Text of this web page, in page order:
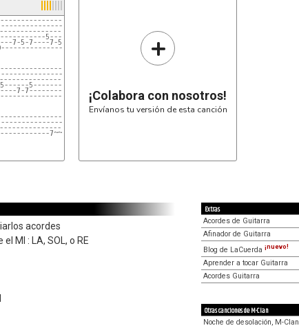
5-----------
5-7----7-5-5-7-
0--------------------
5------5------------
7-7---------------
7~~ 5-7----
+
¡Colabora con nosotros!
Envíanos tu versión de esta canción
acordes
MI : LA, SOL, o RE
Extras
Acordes de Guitarra
Afinador de Guitarra
Blog de LaCuerda ¡nuevo!
Aprender a tocar Guitarra
Acordes Guitarra
Otras canciones de M-Clan
Noche de desolación, M-Clan